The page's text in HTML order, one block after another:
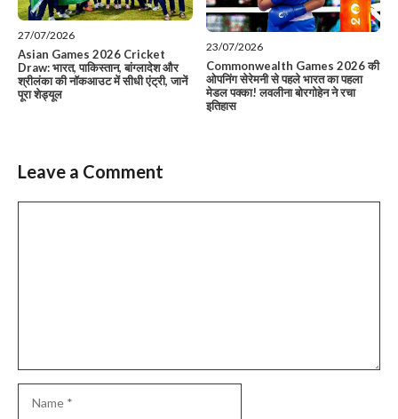
27/07/2026
Asian Games 2026 Cricket
Draw: भारत, पाकिस्तान, बांग्लादेश और
श्रीलंका की नॉकआउट में सीधी एंट्री, जानें
पूरा शेड्यूल
23/07/2026
Commonwealth Games 2026 की
ओपनिंग सेरेमनी से पहले भारत का पहला
मेडल पक्का! लवलीना बोरगोहेन ने रचा
इतिहास
Leave a Comment